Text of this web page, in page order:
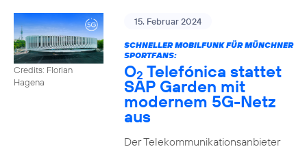
Credits: Florian
Hagena
15. Februar 2024
SCHNELLER MOBILFUNK FÜR MÜNCHNER
SPORTFANS:
O2 Telefónica stattet
SAP Garden mit
modernem 5G-Netz
aus
Der Telekommunikationsanbieter